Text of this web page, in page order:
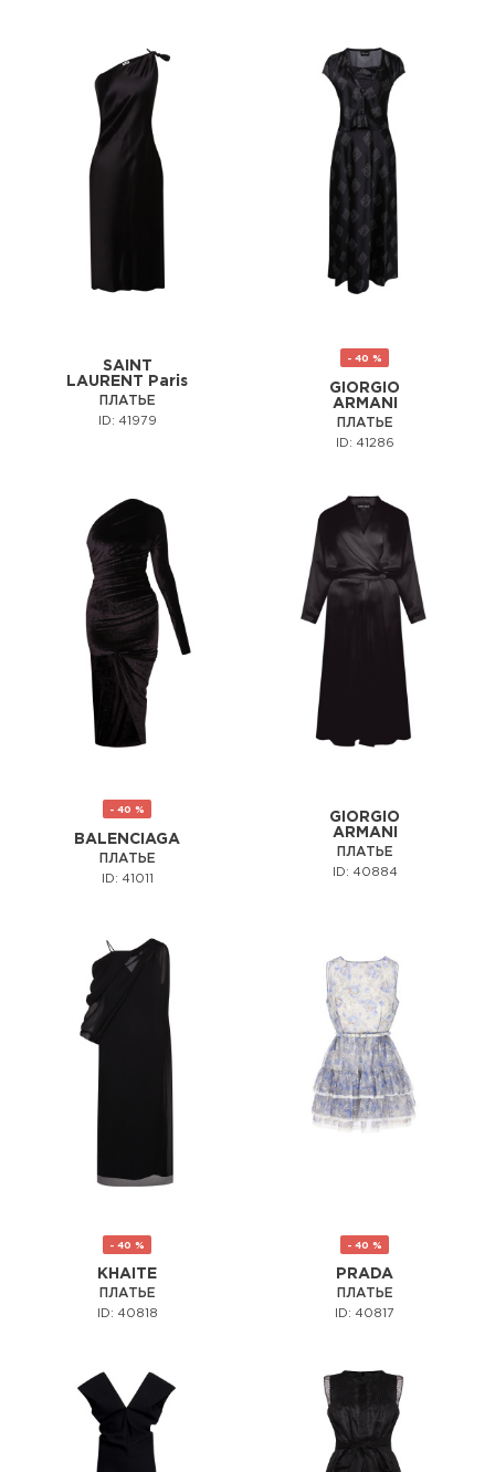
SAINT
LAURENT Paris
ПЛАТЬЕ
ID: 41979
- 40 %
GIORGIO
ARMANI
ПЛАТЬЕ
ID: 41286
- 40 %
BALENCIAGA
ПЛАТЬЕ
ID: 41011
GIORGIO
ARMANI
ПЛАТЬЕ
ID: 40884
- 40 %
KHAITE
ПЛАТЬЕ
ID: 40818
- 40 %
PRADA
ПЛАТЬЕ
ID: 40817